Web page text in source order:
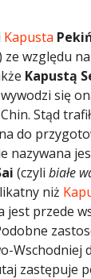
Kapusta
ze względu
Kapustą
się
Stąd
do
nazywana
(czyli białe
niż
jest przede
Wschodniej
zastępuje